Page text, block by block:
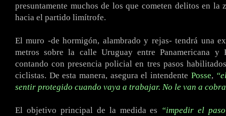
presuntamente muchos de los que cometen delitos en la
hacia el partido limítrofe.
El muro -de hormigón, alambrado y rejas- tendrá una
metros sobre la calle Uruguay entre Panamericana y
contando con presencia policial en tres pasos
ciclistas. De esta manera, asegura el intendente Posse,
sentir protegido cuando vaya a trabajar. No le van a
El objetivo principal de la medida es “impedir el